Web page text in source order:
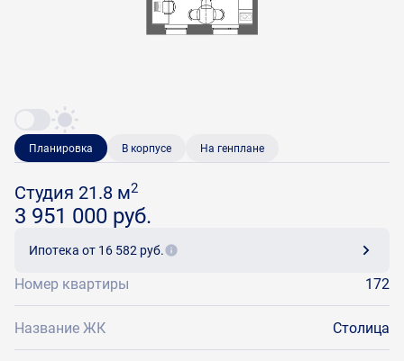
Планировка В корпусе На генплане
Студия 21.8 м2
3 951 000 руб.
Ипотека от 16 582 руб.
Номер квартиры 172
Название ЖК Столица